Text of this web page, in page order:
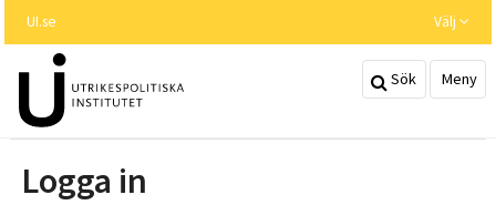
huvudinnehållet
UI.se Välj
Sök Meny
Logga in